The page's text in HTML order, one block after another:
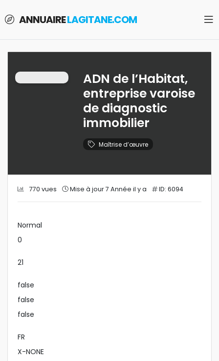
ANNUAIRELAGITANE.COM
ADN de l’Habitat,
entreprise varoise
de diagnostic
immobilier
Maîtrise d’œuvre
770 vues Mise à jour 7 Année il y a ID: 6094
Normal
0
21
false
false
false
FR
X-NONE